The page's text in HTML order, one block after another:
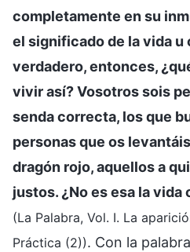
completamente en su
el significado de la vida u
verdadero, entonces,
vivir así? Vosotros sois
senda correcta, los que
personas que os
dragón rojo, aquellos a
justos. ¿No es esa la
(La Palabra, Vol. I. La
Práctica (2)). Con la